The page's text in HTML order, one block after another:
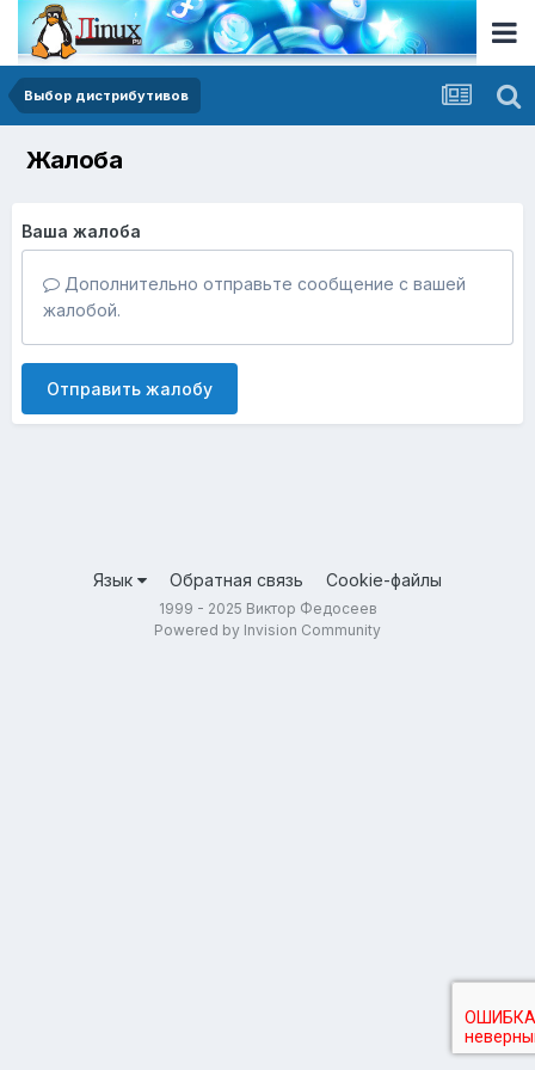
Выбор дистрибутивов
Жалоба
Ваша жалоба
Дополнительно отправьте сообщение с вашей
жалобой.
Отправить жалобу
Язык Обратная связь Cookie-файлы
1999 - 2025 Виктор Федосеев
Powered by Invision Community